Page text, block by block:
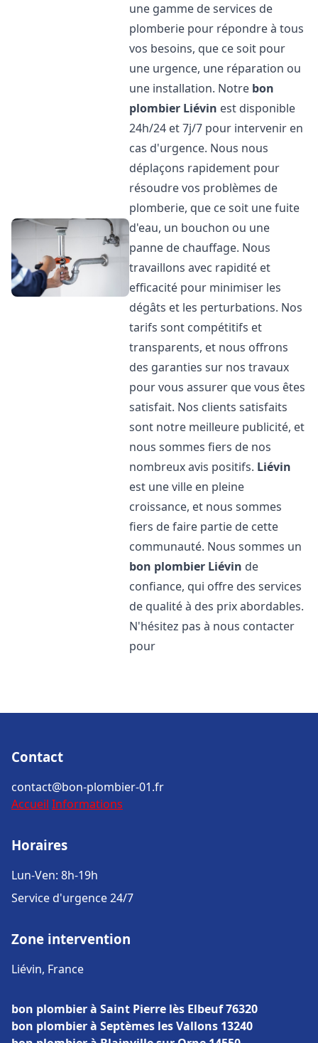
une gamme de services de
plomberie pour répondre à tous
vos besoins, que ce soit pour
une urgence, une réparation ou
une installation. Notre bon
plombier Liévin est disponible
24h/24 et 7j/7 pour intervenir en
cas d'urgence. Nous nous
déplaçons rapidement pour
résoudre vos problèmes de
plomberie, que ce soit une fuite
d'eau, un bouchon ou une
panne de chauffage. Nous
travaillons avec rapidité et
efficacité pour minimiser les
dégâts et les perturbations. Nos
tarifs sont compétitifs et
transparents, et nous offrons
des garanties sur nos travaux
pour vous assurer que vous êtes
satisfait. Nos clients satisfaits
sont notre meilleure publicité, et
nous sommes fiers de nos
nombreux avis positifs. Liévin
est une ville en pleine
croissance, et nous sommes
fiers de faire partie de cette
communauté. Nous sommes un
bon plombier Liévin de
confiance, qui offre des services
de qualité à des prix abordables.
N'hésitez pas à nous contacter
pour
Contact
contact@bon-plombier-01.fr
Accueil Informations
Horaires
Lun-Ven: 8h-19h
Service d'urgence 24/7
Zone intervention
Liévin, France
bon plombier à Saint Pierre lès Elbeuf 76320
bon plombier à Septèmes les Vallons 13240